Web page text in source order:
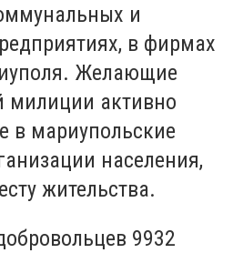
и
в фирмах
Желающие
милиции активно
в мариупольские
населения,
жительства.
9932